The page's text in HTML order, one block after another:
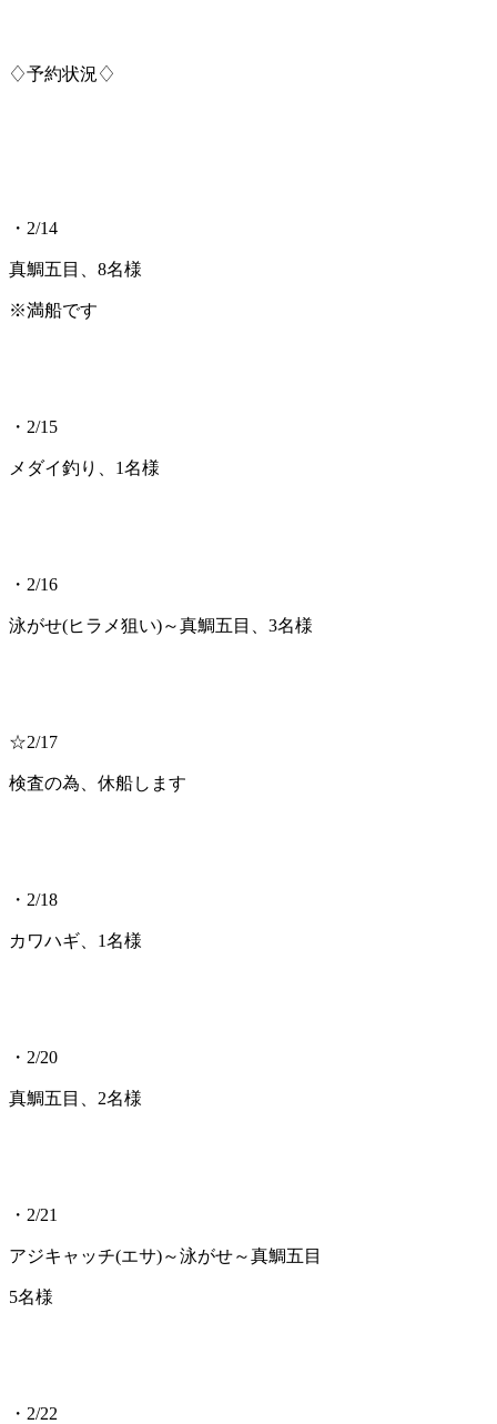
♢予約状況♢
・2/14
真鯛五目、8名様
※満船です
・2/15
メダイ釣り、1名様
・2/16
泳がせ(ヒラメ狙い)～真鯛五目、3名様
☆2/17
検査の為、休船します
・2/18
カワハギ、1名様
・2/20
真鯛五目、2名様
・2/21
アジキャッチ(エサ)～泳がせ～真鯛五目
5名様
・2/22